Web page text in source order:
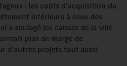
: les coûts d’acquisition du
inférieurs à ceux des
a soulagé les caisses de la ville
plus de marge de
d’autres projets tout aussi